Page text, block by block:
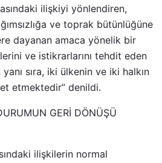
ilişkiyi yönlendiren,
ve toprak bütünlüğüne
dayanan amaca yönelik bir
ve istikrarlarını tehdit eden
sıra, iki ülkenin ve iki halkın
etmektedir” denildi.
GERİ DÖNÜŞÜ
ilişkilerin normal